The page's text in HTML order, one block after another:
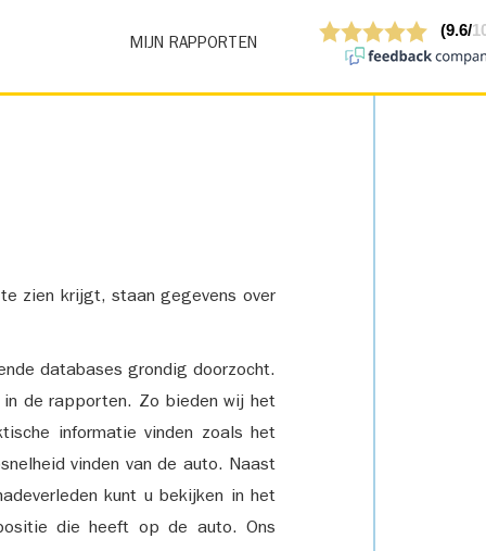
MIJN RAPPORTEN
zien krijgt, staan gegevens over
databases grondig doorzocht.
de rapporten. Zo bieden wij het
informatie vinden zoals het
vinden van de auto. Naast
kunt u bekijken in het
die heeft op de auto. Ons